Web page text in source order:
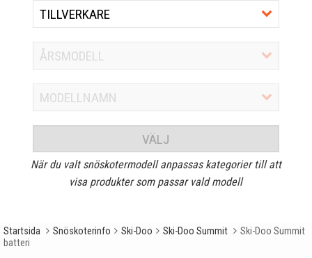
VÄLJ
När du valt snöskotermodell anpassas kategorier till att
visa produkter som passar vald modell
Startsida Snöskoterinfo Ski-Doo Ski-Doo Summit
Ski-Doo Summit
batteri